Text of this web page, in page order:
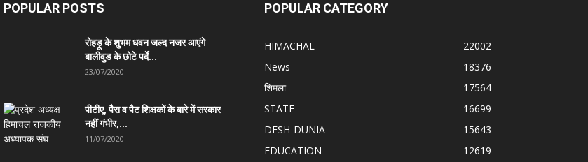
POPULAR POSTS
रोहड़ू के शुभम धवन जल्द नजर आएंगे
बालीवुड के छोटे पर्दे...
23/07/2020
पीटीए, पैरा व पैट शिक्षकों के बारे में सरकार
नहीं गंभीर,...
11/07/2020
POPULAR CATEGORY
HIMACHAL
22002
News
18376
शिमला
17564
STATE
16699
DESH-DUNIA
15643
EDUCATION
12619